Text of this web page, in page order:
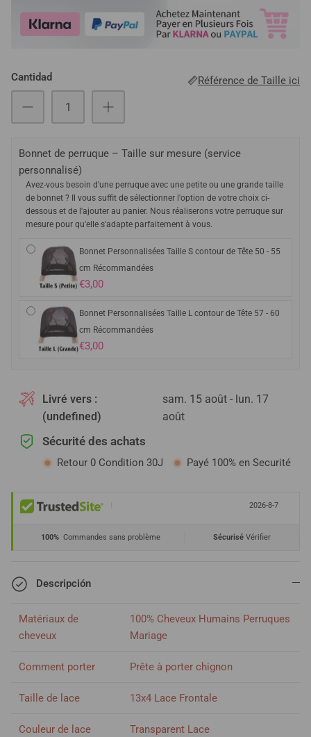
Cantidad Référence de Taille ici
Bonnet de perruque – Taille sur mesure (service
personnalisé)
Avez-vous besoin d'une perruque avec une petite ou une grande taille
de bonnet ? Il vous suffit de sélectionner l'option de votre choix ci-
dessous et de l'ajouter au panier. Nous réaliserons votre perruque sur
mesure pour qu'elle s'adapte parfaitement à vous.
Bonnet Personnalisées Taille S contour de Tête 50 - 55
cm Récommandées
€3,00
Bonnet Personnalisées Taille L contour de Tête 57 - 60
cm Récommandées
€3,00
Livré vers :
(undefined)
sam. 15 août - lun. 17
août
Sécurité des achats
Retour 0 Condition 30J Payé 100% en Securité
2026-8-7
100% Commandes sans problème SécuriséVérifier
Descripción
Matériaux de
cheveux
100% Cheveux Humains Perruques
Mariage
Comment porter Prête à porter chignon
Taille de lace 13x4 Lace Frontale
Couleur de lace Transparent Lace